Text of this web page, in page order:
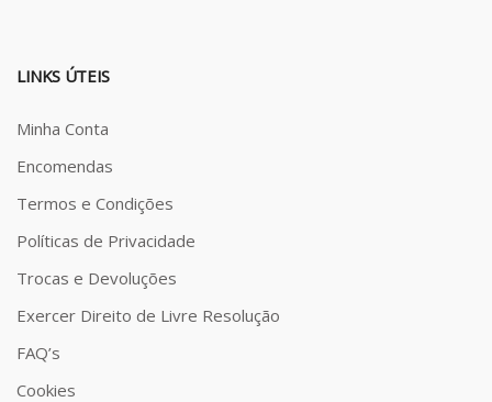
LINKS ÚTEIS
Minha Conta
Encomendas
Termos e Condições
Políticas de Privacidade
Trocas e Devoluções
Exercer Direito de Livre Resolução
FAQ’s
Cookies